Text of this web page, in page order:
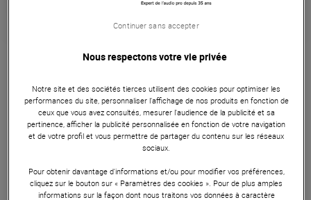
Eligible à la Garantie Sérénité
Microphones
Le Samson C01 est un microphone à condensateur, large
diaphagme, à un prix très abordable. Le CO1 est un
excellent micro d'enregistrement de studio, idéal pour
capturer les voix et les instruments en studio. C'est aussi un
excellent micro pour l'enregistrement de la batterie. Le
Nous respectons votre vie privée
Notre site et des sociétés tierces utilisent des cookies pour optimiser les
performances du site, personnaliser l’affichage de nos produits en fonction de
ceux que vous avez consultés, mesurer l'audience de la publicité et sa
pertinence, afficher la publicité personnalisée en fonction de votre navigation
et de votre profil et vous permettre de partager du contenu sur les réseaux
sociaux.
Pour obtenir davantage d'informations et/ou pour modifier vos préférences,
cliquez sur le bouton sur « Paramètres des cookies ». Pour de plus amples
informations sur la façon dont nous traitons vos données à caractère
Continuer sans accepter